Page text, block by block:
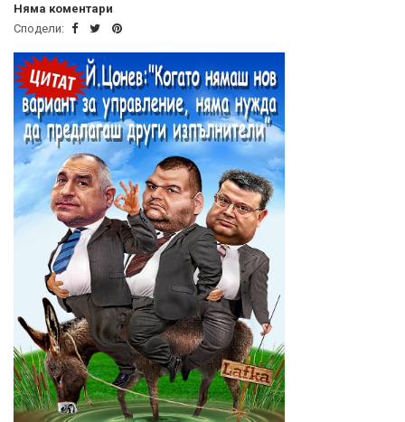
Няма коментари
Сподели: